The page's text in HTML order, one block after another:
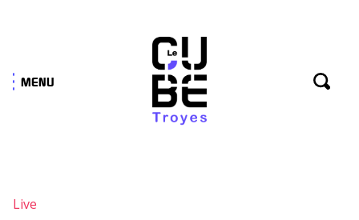
MENU
Live